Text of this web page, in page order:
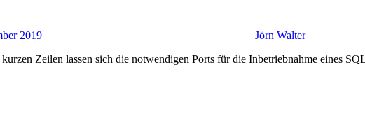
2019 Jörn Walter
Zeilen lassen sich die notwendigen Ports für die Inbetriebnahme eines